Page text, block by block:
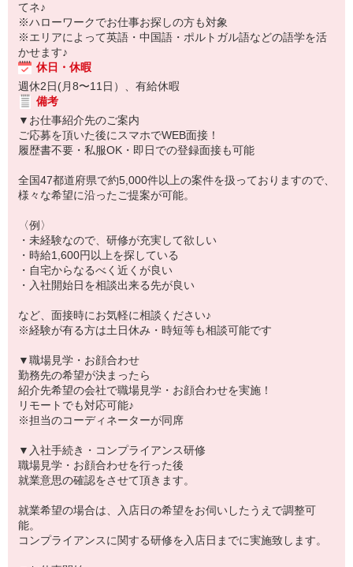
てネ♪
※ハローワークでお仕事お探しの方も対象
※エリアによって英語・中国語・ポルトガル語などの語学を活
かせます♪
休日・休暇
週休2日(月8〜11日）、有給休暇
備考
▼お仕事紹介先のご案内
ご応募を頂いた後にスマホでWEB面接！
履歴書不要・私服OK・即日での登録面接も可能
全国47都道府県で約5,000件以上の案件を扱っておりますので、
様々な希望に沿ったご提案が可能。
〈例〉
・未経験なので、研修が充実して欲しい
・時給1,600円以上を探している
・自宅からなるべく近くが良い
・入社開始日を相談出来る先が良い
など、面接時にお気軽に相談ください♪
※経験が有る方は土日休み・時短等も相談可能です
▼職場見学・お顔合わせ
勤務先の希望が決まったら
紹介先希望の会社で職場見学・お顔合わせを実施！
リモートでも対応可能♪
※担当のコーディネーターが同席
▼入社手続き・コンプライアンス研修
職場見学・お顔合わせを行った後
就業意思の確認をさせて頂きます。
就業希望の場合は、入店日の希望をお伺いしたうえで調整可
能。
コンプライアンスに関する研修を入店日までに実施致します。